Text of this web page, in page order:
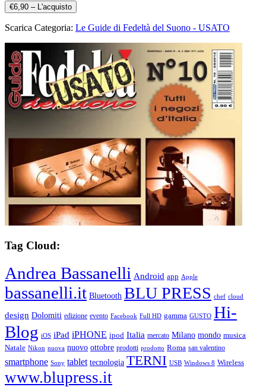
€6,90 – L'acquisto
Scarica Categoria: Le Guide di Fedeltà del Suono - USATO
Tag Cloud:
Andrea Bassanelli Android app Apple
bassanelli.it Bluetooth BLU PRESS chef cloud
design Dolomiti edizione evento Facebook Full HD gamma GUSTO Hi-
Blog iOS iPad iPHONE ipod Italia mercato Milano mondo musica
Natale Nikon nuova nuovo ottobre prodotti prodotto Roma san valentino
smartphone Sony tablet tecnologia TERNI USB Windows 8 Wireless
www.blupress.it